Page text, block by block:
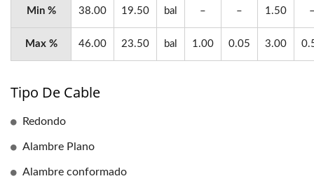
Min % 38.00 19.50 bal – – 1.50
Max % 46.00 23.50 bal 1.00 0.05 3.00
Tipo De Cable
Redondo
Alambre Plano
Alambre conformado